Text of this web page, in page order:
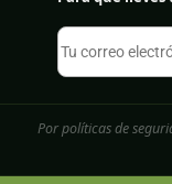
Por políticas de